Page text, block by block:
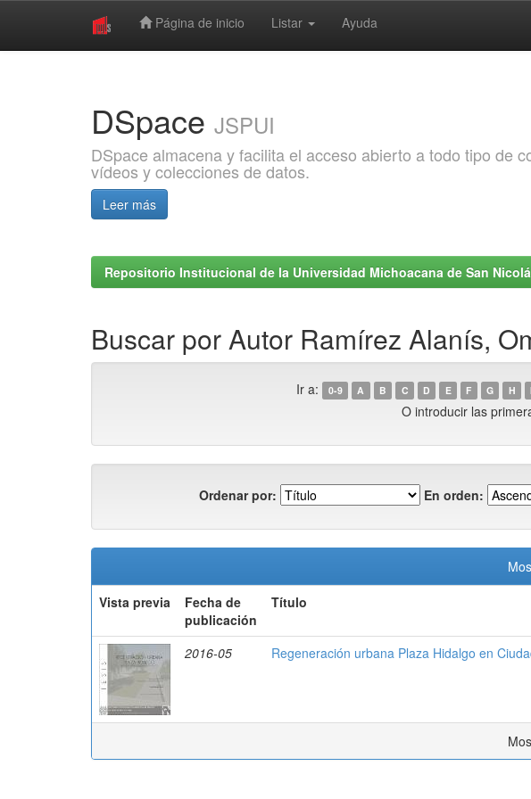
Página de inicio Listar Ayuda
DSpace JSPUI
DSpace almacena y facilita el acceso abierto a todo tipo de
vídeos y colecciones de datos.
Leer más
Repositorio Institucional de la Universidad Michoacana de San
Buscar por Autor Ramírez Alanís,
Ir a: 0-9 A B C D E F G H I
O introducir las
Ordenar por: En orden:
Vista previa
Fecha de
publicación
Título
2016-05 Regeneración urbana Plaza Hidalgo en